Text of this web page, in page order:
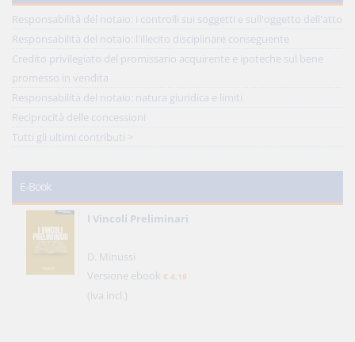
Responsabilità del notaio: i controlli sui soggetti e sull'oggetto dell'atto
Responsabilità del notaio: l'illecito disciplinare conseguente
Credito privilegiato del promissario acquirente e ipoteche sul bene
promesso in vendita
Responsabilità del notaio: natura giuridica e limiti
Reciprocità delle concessioni
Tutti gli ultimi contributi >
E-Book
I Vincoli Preliminari
D. Minussi
Versione ebook € 4,19
(iva incl.)